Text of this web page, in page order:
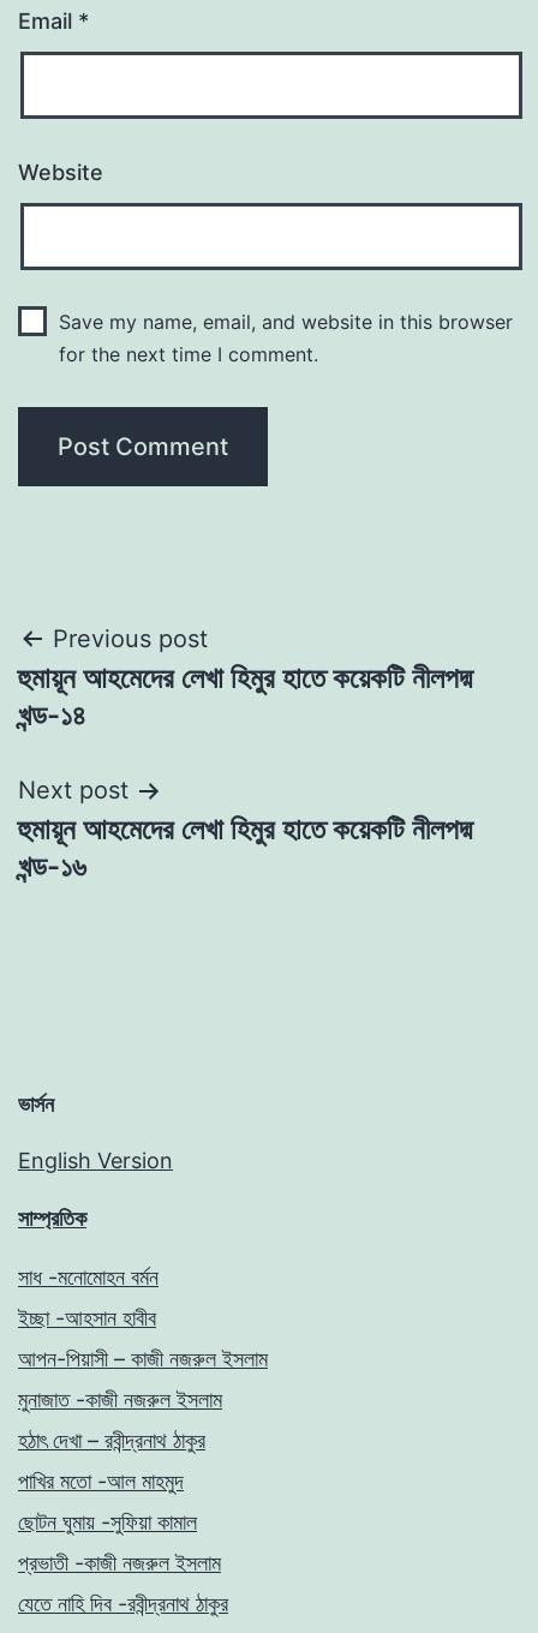
Email *
Website
Save my name, email, and website in this browser
for the next time I comment.
Post
navigation
Previous post
হুমায়ূন আহমেদের লেখা হিমুর হাতে কয়েকটি নীলপদ্ম
খন্ড-১৪
Next post
হুমায়ূন আহমেদের লেখা হিমুর হাতে কয়েকটি নীলপদ্ম
খন্ড-১৬
ভার্সন
English Version
সাম্প্রতিক
সাধ -মনোমোহন বর্মন
ইচ্ছা -আহসান হাবীব
আপন-পিয়াসী – কাজী নজরুল ইসলাম
মুনাজাত -কাজী নজরুল ইসলাম
হঠাৎ দেখা – রবীন্দ্রনাথ ঠাকুর
পাখির মতো -আল মাহমুদ
ছোটন ঘুমায় -সুফিয়া কামাল
প্রভাতী -কাজী নজরুল ইসলাম
যেতে নাহি দিব -রবীন্দ্রনাথ ঠাকুর